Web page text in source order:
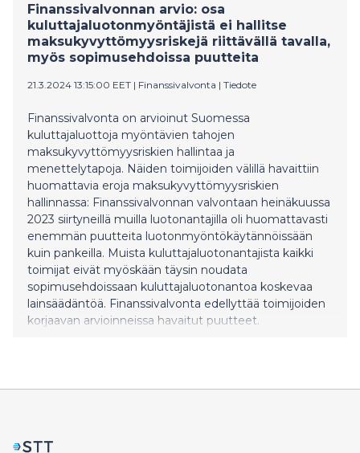
Finanssivalvonnan arvio: osa
kuluttajaluotonmyöntäjistä ei hallitse
maksukyvyttömyysriskejä riittävällä tavalla,
myös sopimusehdoissa puutteita
21.3.2024 13:15:00 EET | Finanssivalvonta | Tiedote
Finanssivalvonta on arvioinut Suomessa
kuluttajaluottoja myöntävien tahojen
maksukyvyttömyysriskien hallintaa ja
menettelytapoja. Näiden toimijoiden välillä havaittiin
huomattavia eroja maksukyvyttömyysriskien
hallinnassa: Finanssivalvonnan valvontaan heinäkuussa
2023 siirtyneillä muilla luotonantajilla oli huomattavasti
enemmän puutteita luotonmyöntökäytännöissään
kuin pankeilla. Muista kuluttajaluotonantajista kaikki
toimijat eivät myöskään täysin noudata
sopimusehdoissaan kuluttajaluotonantoa koskevaa
lainsäädäntöä. Finanssivalvonta edellyttää toimijoiden
korjaavan arvioinneissa havaitut puutteet.